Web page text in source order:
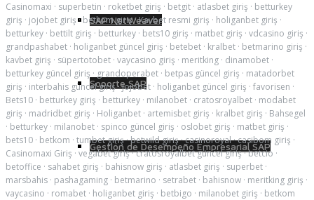
SAP NetWeaver
Soporte SAP
Gestión de Desempeño Empresarial SAP
Casinomaxi · superbetin · roketbet giriş · betgit · atlasbet giriş · betturkey
giriş · jojobet giriş·betkom giriş·Kavbet resmi giriş · holiganbet giriş ·
betturkey · bettilt giriş · betturkey · bets10 giriş · matbet giriş · vdcasino giriş ·
grandpashabet · holiganbet güncel giriş · betebet · kralbet · betmarino giriş ·
kavbet giriş · süpertotobet · vaycasino giriş · meritking · dinamobet ·
betturkey güncel giriş · grandoperabet · betpas güncel giriş · matadorbet
giriş · interbahis güncel giriş·jojobet · holiganbet güncel giriş · favorisen ·
Bets10 · betturkey giriş · betturkey · milanobet · cratosroyalbet · modabet
giriş · madridbet giriş · Holiganbet · artemisbet giriş · kralbet giriş · Bahsegel
· betturkey · milanobet · spinco güncel giriş · oslobet giriş · matbet giriş ·
bets10 · betkom · tumbet giriş·betwild giriş·casinoroyal·casibom giriş ·
Casinomaxi Giriş · vegabet giriş·cratosroyalbet güncel giriş·betcio ·
betoffice · sahabet giriş · bahisnow giriş · atlasbet giriş · superbet ·
marsbahis · pashagaming · betmarino · setrabet · bahisnow · meritking giriş ·
vaycasino · romabet · holiganbet giriş · betbigo · milanobet giriş · betkom